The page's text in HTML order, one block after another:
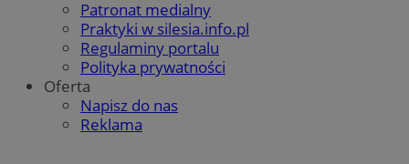
Patronat medialny
Praktyki w silesia.info.pl
Regulaminy portalu
Polityka prywatności
Oferta
Napisz do nas
Reklama